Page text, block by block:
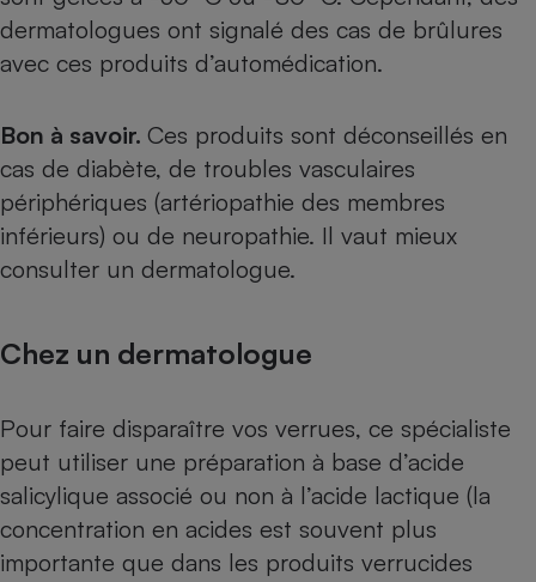
dermatologues ont signalé des cas de brûlures
avec ces produits d’automédication.
Bon à savoir. Ces produits sont déconseillés en
cas de diabète, de troubles vasculaires
périphériques (artériopathie des membres
inférieurs) ou de neuropathie. Il vaut mieux
consulter un dermatologue.
Chez un dermatologue
Pour faire disparaître vos verrues, ce spécialiste
peut utiliser une préparation à base d’acide
salicylique associé ou non à l’acide lactique (la
concentration en acides est souvent plus
importante que dans les produits verrucides